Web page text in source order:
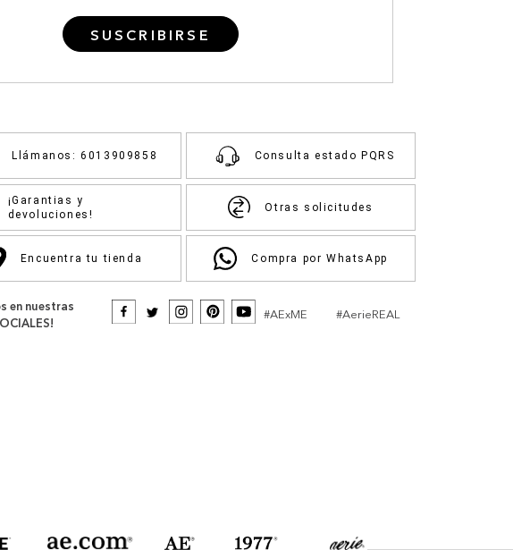
SUSCRIBIRSE
Llámanos: 6013909858 Consulta estado PQRS
¡Garantias y
devoluciones!
Otras solicitudes
Encuentra tu tienda Compra por WhatsApp
en nuestras
#AExME #AerieREAL